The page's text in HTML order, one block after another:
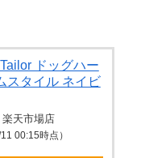
ドッグハー
スタイル ネイビ
天市場店
00:15時点）